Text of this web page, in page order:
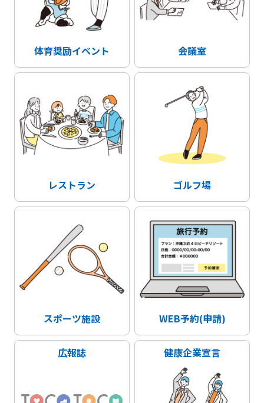
体育奨励イベント 会議室
レストラン ゴルフ場
スポーツ施設 WEB予約(申請)
広報誌 健康企業宣言